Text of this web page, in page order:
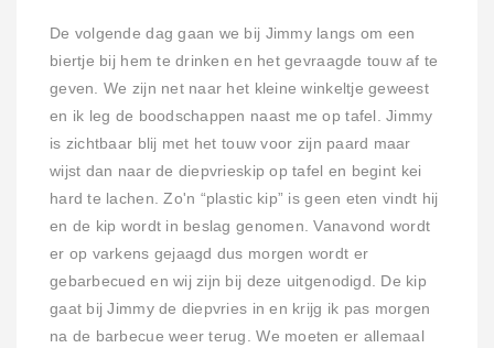
De volgende dag gaan we bij Jimmy langs om een
biertje bij hem te drinken en het gevraagde touw af te
geven. We zijn net naar het kleine winkeltje geweest
en ik leg de boodschappen naast me op tafel. Jimmy
is zichtbaar blij met het touw voor zijn paard maar
wijst dan naar de diepvrieskip op tafel en begint kei
hard te lachen. Zo'n “plastic kip” is geen eten vindt hij
en de kip wordt in beslag genomen. Vanavond wordt
er op varkens gejaagd dus morgen wordt er
gebarbecued en wij zijn bij deze uitgenodigd. De kip
gaat bij Jimmy de diepvries in en krijg ik pas morgen
na de barbecue weer terug. We moeten er allemaal